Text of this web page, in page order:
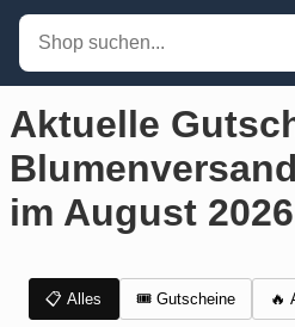
Aktuelle
im August 2026
📋 Alles 🎟️ Gutscheine 🔥